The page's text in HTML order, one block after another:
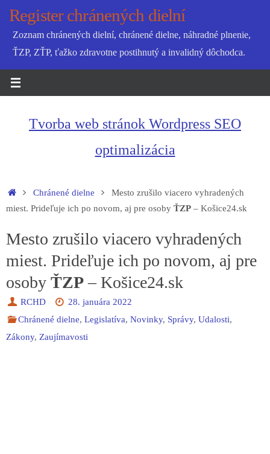
SkipRegister chránených dielní
Zoznam chránených dielní, chránené dielne, náhradné plnenie,
ŤZP, ZŤP, ťažko zdravotne postihnutý a invalidný dôchodca.
Tvorba web stránok Wordpress SEO
optimalizácia
HomeChránené dielne
Mesto zrušilo viacero vyhradených
miest. Prideľuje ich po novom, aj pre osoby ŤZP – Košice24.sk
Mesto zrušilo viacero vyhradených
miest. Prideľuje ich po novom, aj pre
osoby ŤZP– Košice24.sk
RCHD
28. januára 2022
Chránené dielne,Legislatíva,Novinky, Správy,Udalosti,
Zákony, Zaujímavosti